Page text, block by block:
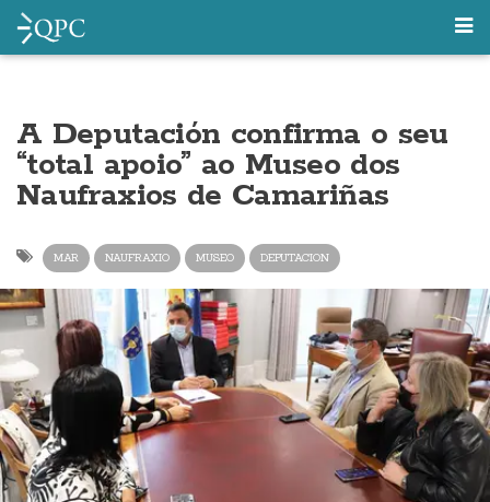
A Deputación confirma o seu
“total apoio” ao Museo dos
Naufraxios de Camariñas
MAR NAUFRAXIO MUSEO DEPUTACION